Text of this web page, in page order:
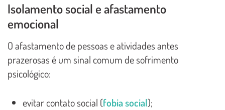
Isolamento social e afastamento
emocional
O afastamento de pessoas e atividades antes
prazerosas é um sinal comum de sofrimento
psicológico:
evitar contato social (fobia social);